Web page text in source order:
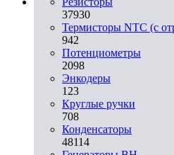
37930
Термисторы NTC (с
942
Потенциометры
2098
Энкодеры
123
Круглые ручки
708
Конденсаторы
48114